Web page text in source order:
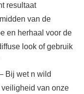
resultaat
van de
en herhaal voor de
look of gebruik
Bij wet n wild
van onze